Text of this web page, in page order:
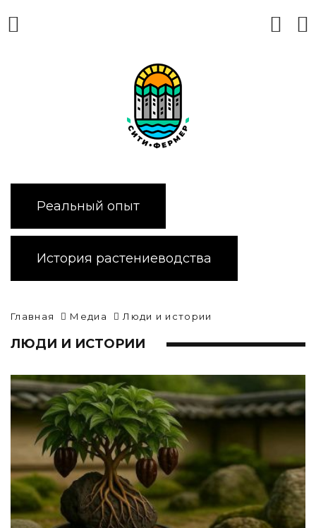
Реальный опыт
История растениеводства
Главная Медиа Люди и истории
ЛЮДИ И ИСТОРИИ